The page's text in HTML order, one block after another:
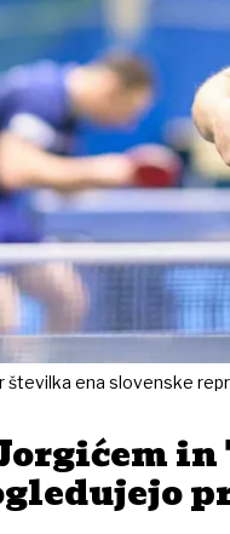
številka ena slovenske